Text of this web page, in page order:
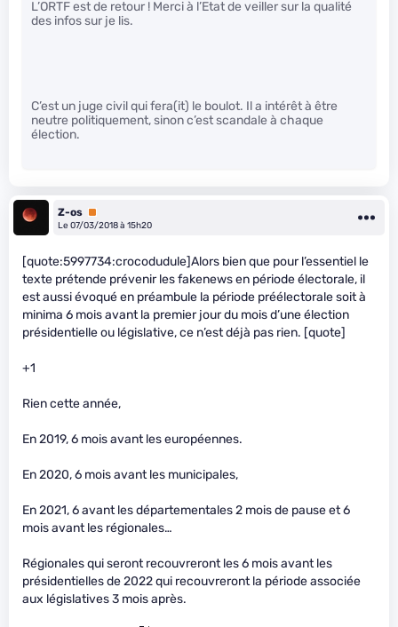
L’ORTF est de retour ! Merci à l’Etat de veiller sur la qualité
des infos sur je lis.
C’est un juge civil qui fera(it) le boulot. Il a intérêt à être
neutre politiquement, sinon c’est scandale à chaque
élection.
Z-os Premium
Le 07/03/2018 à 15h20
[quote:5997734:crocodudule]Alors bien que pour l’essentiel le
texte prétende prévenir les fakenews en période électorale, il
est aussi évoqué en préambule la période préélectorale soit à
minima 6 mois avant la premier jour du mois d’une élection
présidentielle ou législative, ce n’est déjà pas rien. [quote]
+1
Rien cette année,
En 2019, 6 mois avant les européennes.
En 2020, 6 mois avant les municipales,
En 2021, 6 avant les départementales 2 mois de pause et 6
mois avant les régionales…
Régionales qui seront recouvreront les 6 mois avant les
présidentielles de 2022 qui recouvreront la période associée
aux législatives 3 mois après.